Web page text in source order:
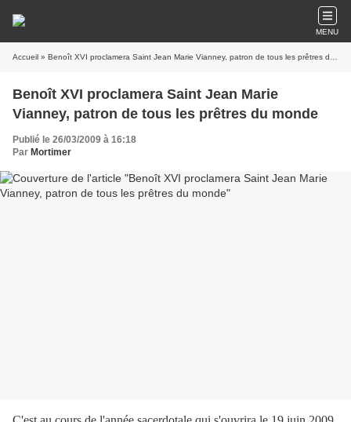
MENU
Accueil » Benoît XVI proclamera Saint Jean Marie Vianney, patron de tous les prêtres du monde
Benoît XVI proclamera Saint Jean Marie
Vianney, patron de tous les prêtres du monde
Publié le 26/03/2009 à 16:18
Par Mortimer